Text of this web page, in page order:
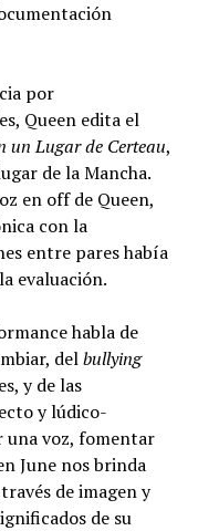
por
Queen edita el
un Lugar de Certeau,
de la Mancha.
en off de Queen,
con la
entre pares había
evaluación.
habla de
delbullying
y de las
y lúdico-
voz, fomentar
June nos brinda
de imagen y
de su